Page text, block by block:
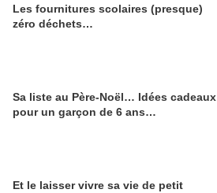
Les fournitures scolaires (presque)
zéro déchets…
Sa liste au Père-Noël… Idées cadeaux
pour un garçon de 6 ans…
Et le laisser vivre sa vie de petit